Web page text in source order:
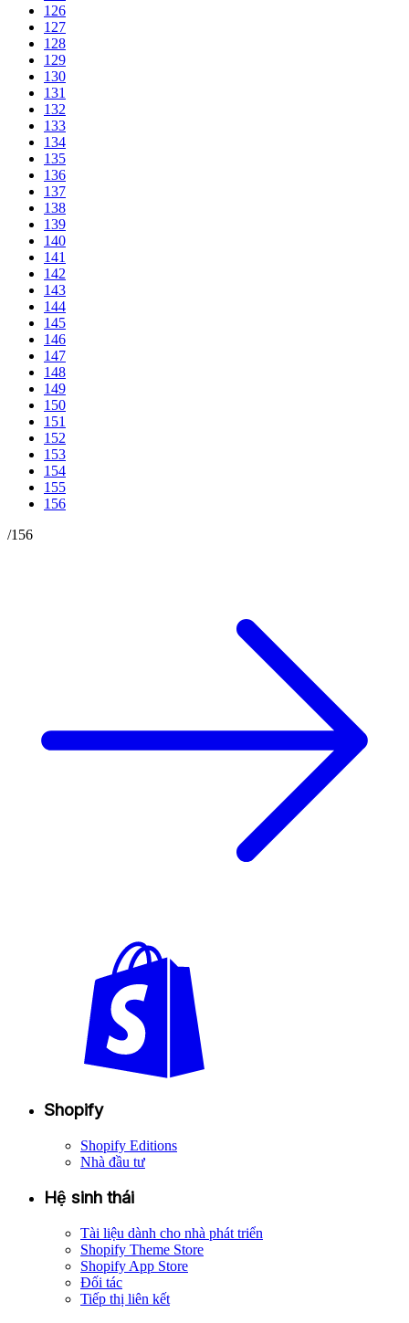
126
127
128
129
130
131
132
133
134
135
136
137
138
139
140
141
142
143
144
145
146
147
148
149
150
151
152
153
154
155
156
/156
Shopify
Shopify Editions
Nhà đầu tư
Hệ sinh thái
Tài liệu dành cho nhà phát triển
Shopify Theme Store
Shopify App Store
Đối tác
Tiếp thị liên kết